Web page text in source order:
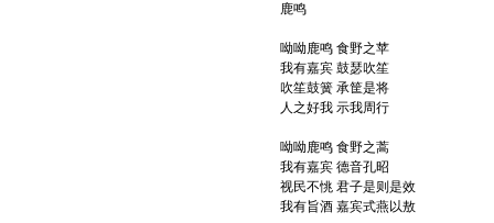
鹿鸣
呦呦鹿鸣 食野之苹
我有嘉宾 鼓瑟吹笙
吹笙鼓簧 承筐是将
人之好我 示我周行
呦呦鹿鸣 食野之蒿
我有嘉宾 德音孔昭
视民不恌 君子是则是效
我有旨酒 嘉宾式燕以敖